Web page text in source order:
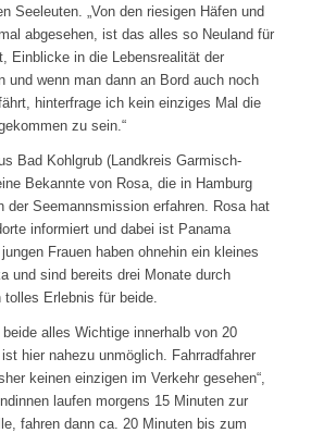
Seeleuten. „Von den riesigen Häfen und
abgesehen, ist das alles so Neuland für
Einblicke in die Lebensrealität der
und wenn man dann an Bord auch noch
hinterfrage ich kein einziges Mal die
zu sein.“
Bad Kohlgrub (Landkreis Garmisch-
Bekannte von Rosa, die in Hamburg
der Seemannsmission erfahren. Rosa hat
informiert und dabei ist Panama
Frauen haben ohnehin ein kleines
und sind bereits drei Monate durch
Erlebnis für beide.
alles Wichtige innerhalb von 20
hier nahezu unmöglich. Fahrradfahrer
keinen einzigen im Verkehr gesehen“,
laufen morgens 15 Minuten zur
fahren dann ca. 20 Minuten bis zum